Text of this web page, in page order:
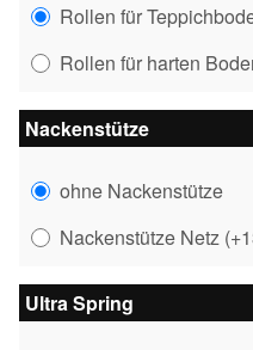
Rollen für
Rollen für harten
Nackenstütze
ohne Nackenstütze
Nackenstütze Netz (
Ultra Spring